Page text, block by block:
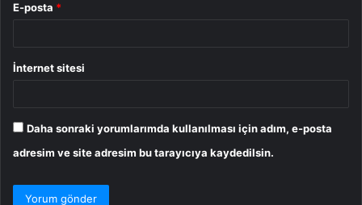
E-posta *
İnternet sitesi
Daha sonraki yorumlarımda kullanılması için adım, e-posta
adresim ve site adresim bu tarayıcıya kaydedilsin.